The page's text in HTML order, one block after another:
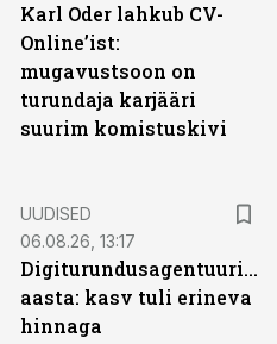
Karl Oder lahkub CV-
Online’ist:
mugavustsoon on
turundaja karjääri
suurim komistuskivi
UUDISED
06.08.26, 13:17
Digiturundusagentuuride
aasta: kasv tuli erineva
hinnaga